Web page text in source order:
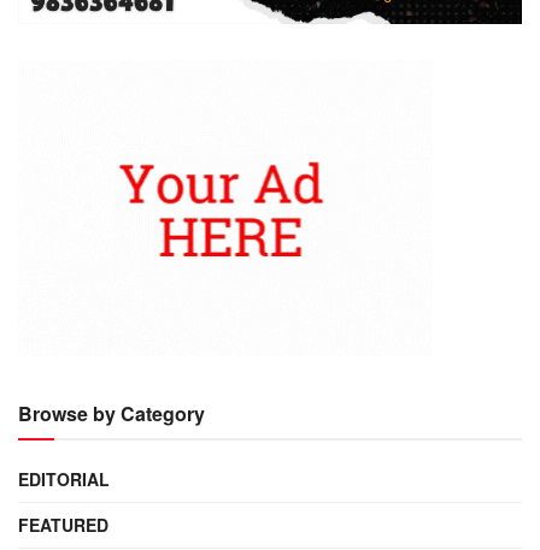
Browse by Category
EDITORIAL
FEATURED